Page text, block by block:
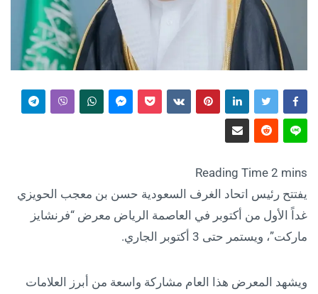
يفتتح رئيس اتحاد الغرف السعودية حسن بن معجب الحويزي
غداً الأول من أكتوبر في العاصمة الرياض معرض “فرنشايز
ماركت”، ويستمر حتى 3 أكتوبر الجاري.
ويشهد المعرض هذا العام مشاركة واسعة من أبرز العلامات